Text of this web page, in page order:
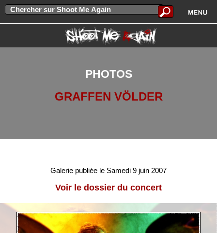
PHOTOS
GRAFFEN VÖLDER
Galerie publiée le Samedi 9 juin 2007
Voir le dossier du concert